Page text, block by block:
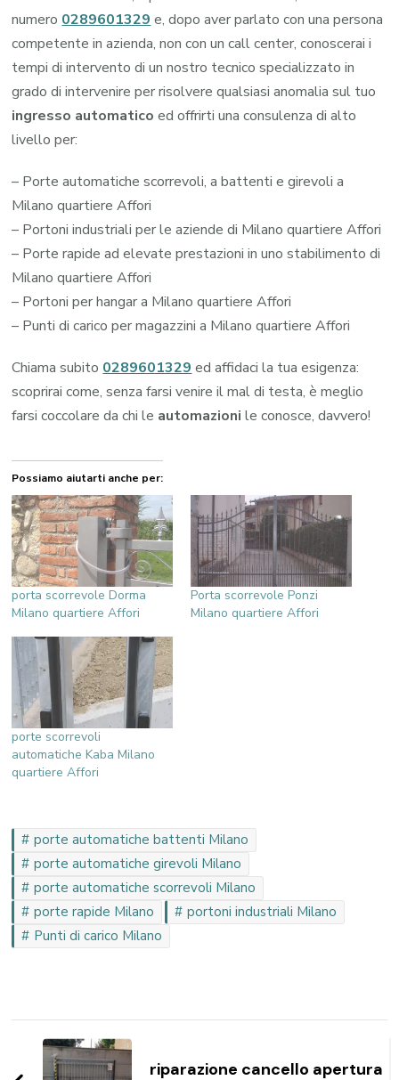
numero 0289601329 e, dopo aver parlato con una persona
competente in azienda, non con un call center, conoscerai i
tempi di intervento di un nostro tecnico specializzato in
grado di intervenire per risolvere qualsiasi anomalia sul tuo
ingresso automatico ed offrirti una consulenza di alto
livello per:
– Porte automatiche scorrevoli, a battenti e girevoli a
Milano quartiere Affori
– Portoni industriali per le aziende di Milano quartiere Affori
– Porte rapide ad elevate prestazioni in uno stabilimento di
Milano quartiere Affori
– Portoni per hangar a Milano quartiere Affori
– Punti di carico per magazzini a Milano quartiere Affori
Chiama subito 0289601329 ed affidaci la tua esigenza:
scoprirai come, senza farsi venire il mal di testa, è meglio
farsi coccolare da chi le automazioni le conosce, davvero!
Possiamo aiutarti anche per:
porta scorrevole Dorma
Milano quartiere Affori
Porta scorrevole Ponzi
Milano quartiere Affori
porte scorrevoli
automatiche Kaba Milano
quartiere Affori
porte automatiche battenti Milano
porte automatiche girevoli Milano
porte automatiche scorrevoli Milano
porte rapide Milano
portoni industriali Milano
Punti di carico Milano
Navigazione
articoli
riparazione cancello apertura